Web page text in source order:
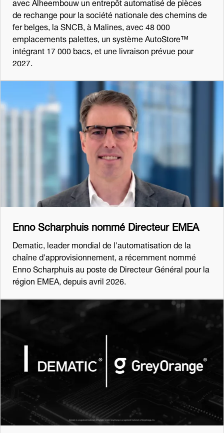
de rechange pour la société nationale des chemins de
fer belges, la SNCB, à Malines, avec 48 000
emplacements palettes, un système AutoStore™
intégrant 17 000 bacs, et une livraison prévue pour
2027.
Enno Scharphuis nommé Directeur EMEA
Dematic, leader mondial de l'automatisation de la
chaîne d'approvisionnement, a récemment nommé
Enno Scharphuis au poste de Directeur Général pour la
région EMEA, depuis avril 2026.